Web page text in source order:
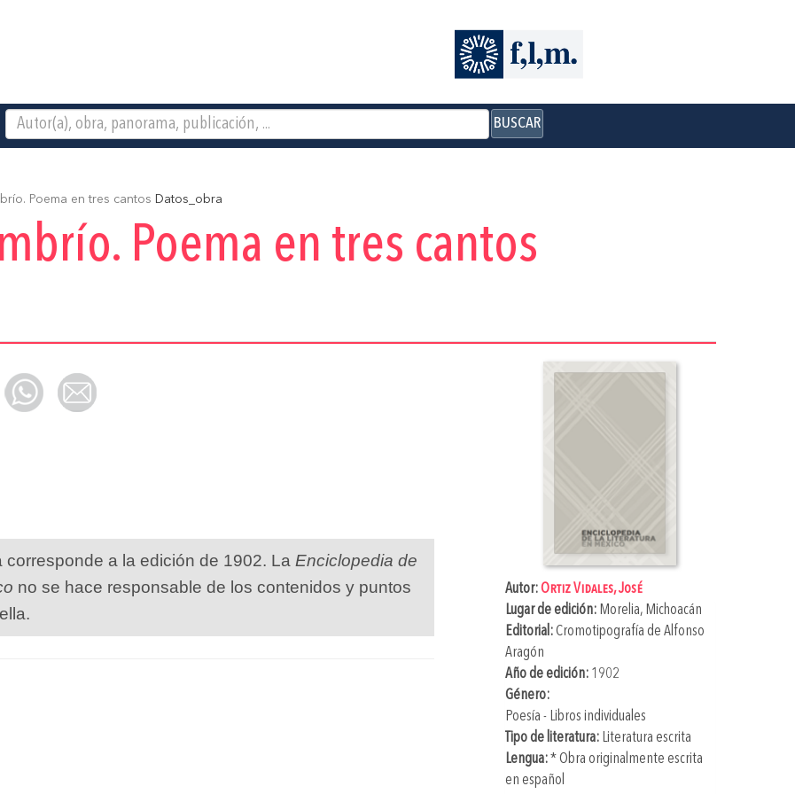
BUSCAR
Poema en tres cantos Datos_obra
Poema en tres cantos
Autor:Ortiz Vidales, José
Lugar de edición: Morelia, Michoacán
Editorial:Cromotipografía de Alfonso
Aragón
Año de edición:1902
Género:
Poesía - Libros individuales
Tipo de literatura:Literatura escrita
Lengua:* Obra originalmente escrita
en español
corresponde a la edición de 1902. La Enciclopedia de
no se hace responsable de los contenidos y puntos